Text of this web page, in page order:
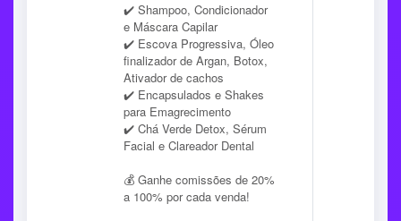
✔️ Shampoo, Condicionador
e Máscara Capilar
✔️ Escova Progressiva, Óleo
finalizador de Argan, Botox,
Ativador de cachos
✔️ Encapsulados e Shakes
para Emagrecimento
✔️ Chá Verde Detox, Sérum
Facial e Clareador Dental
💰 Ganhe comissões de 20%
a 100% por cada venda!